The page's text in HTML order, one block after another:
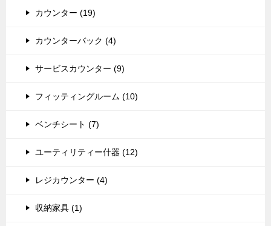
カウンター (19)
カウンターバック (4)
サービスカウンター (9)
フィッティングルーム (10)
ベンチシート (7)
ユーティリティー什器 (12)
レジカウンター (4)
収納家具 (1)